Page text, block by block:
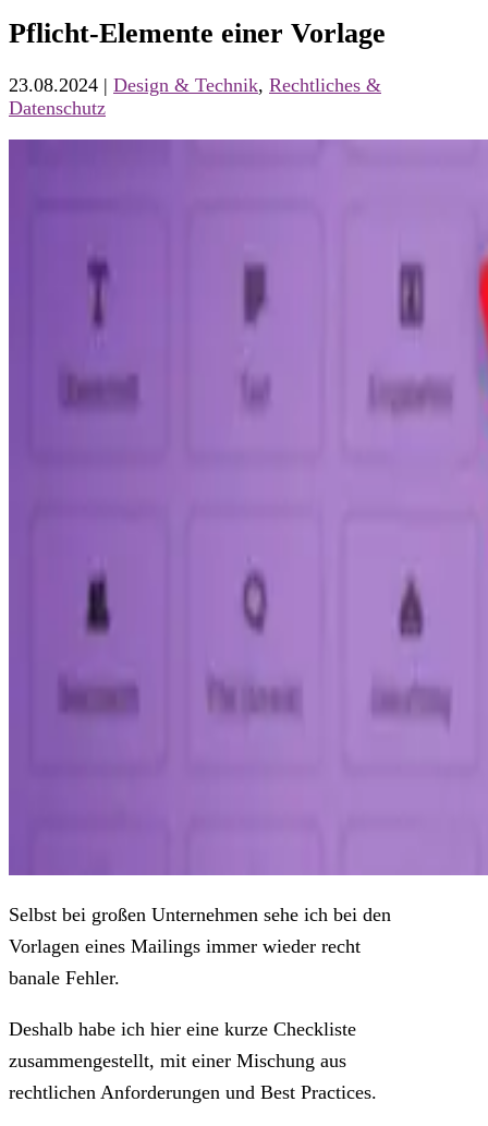
Pflicht-Elemente einer Vorlage
23.08.2024 | Design & Technik, Rechtliches &
Datenschutz
Selbst bei großen Unternehmen sehe ich bei den
Vorlagen eines Mailings immer wieder recht
banale Fehler.
Deshalb habe ich hier eine kurze Checkliste
zusammengestellt, mit einer Mischung aus
rechtlichen Anforderungen und Best Practices.